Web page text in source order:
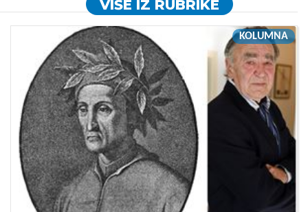
VIŠE IZ RUBRIKE
KOLUMNA